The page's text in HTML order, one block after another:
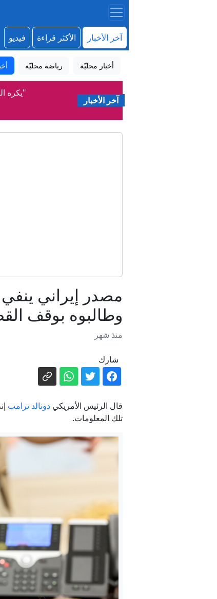
آخر الأخبار الأكثر قراءة فيديو
أخبار محليّة رياضة محليّة
آخر الأخبار
"يكره
متحدث التعليم العالي: 95 ألف طالب متوقع تسجيلهم في
مصدر إيراني ينفي
وطالبوه بوقف
منذ شهر
شارك
قال الرئيس الأمريكي دونالد ترامب
تلك المعلومات.